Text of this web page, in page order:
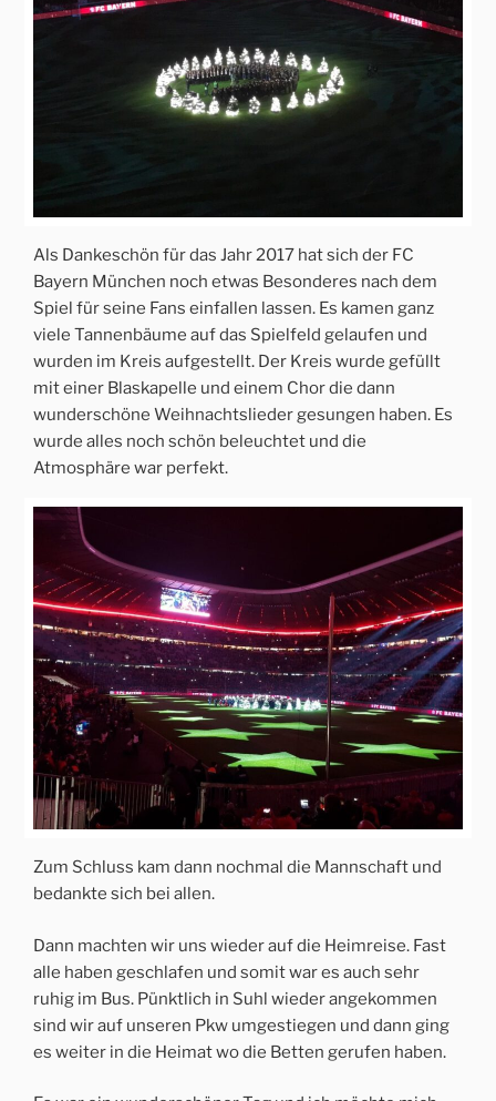
Als Dankeschön für das Jahr 2017 hat sich der FC
Bayern München noch etwas Besonderes nach dem
Spiel für seine Fans einfallen lassen. Es kamen ganz
viele Tannenbäume auf das Spielfeld gelaufen und
wurden im Kreis aufgestellt. Der Kreis wurde gefüllt
mit einer Blaskapelle und einem Chor die dann
wunderschöne Weihnachtslieder gesungen haben. Es
wurde alles noch schön beleuchtet und die
Atmosphäre war perfekt.
Zum Schluss kam dann nochmal die Mannschaft und
bedankte sich bei allen.
Dann machten wir uns wieder auf die Heimreise. Fast
alle haben geschlafen und somit war es auch sehr
ruhig im Bus. Pünktlich in Suhl wieder angekommen
sind wir auf unseren Pkw umgestiegen und dann ging
es weiter in die Heimat wo die Betten gerufen haben.